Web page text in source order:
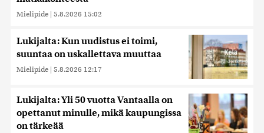
Mielipide | 5.8.2026 15:02
Lukijalta: Kun uudistus ei toimi,
suuntaa on uskallettava muuttaa
Mielipide | 5.8.2026 12:17
Lukijalta: Yli 50 vuotta Vantaalla on
opettanut minulle, mikä kaupungissa
on tärkeää